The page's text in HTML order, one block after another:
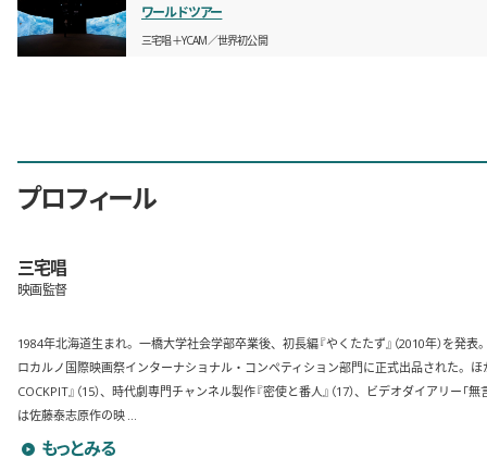
ワールドツアー
三宅唱＋YCAM 世界初公開
プロフィール
三宅唱
映画監督
1984年北海道生まれ。一橋大学社会学部卒業後、初長編『やくたたず』（2010年）を発表
ロカルノ国際映画祭インターナショナル・コンペティション部門に正式出品された。ほ
COCKPIT』（15）、時代劇専門チャンネル製作『密使と番人』（17）、ビデオダイアリー「
は佐藤泰志原作の映 ...
三宅唱のプロフィールを詳しく見る
もっとみる